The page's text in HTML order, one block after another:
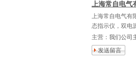
上海常自电气
上海常自电气有
态指示仪，双电
主营： 我们公司
发送留言